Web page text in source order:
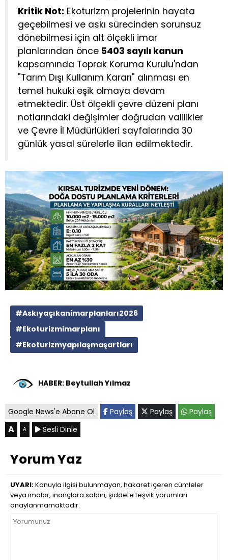
Kritik Not: Ekoturizm projelerinin hayata
geçebilmesi ve askı sürecinden sorunsuz
dönebilmesi için alt ölçekli imar
planlarından önce 5403 sayılı kanun
kapsamında Toprak Koruma Kurulu'ndan
"Tarım Dışı Kullanım Kararı" alınması en
temel hukuki eşik olmaya devam
etmektedir. Üst ölçekli çevre düzeni planı
notlarındaki değişimler doğrudan valilikler
ve Çevre İl Müdürlükleri sayfalarında 30
günlük yasal sürelerle ilan edilmektedir.
#Askıyaçıkanimarplanları2026
#Ekoturizmimarplanı
#Ekoturizmyapılaşmaşartları
HABER: Beytullah Yılmaz
Google News'e Abone Ol Paylaş Paylaş Paylaş
A A Sesli Dinle
Yorum Yaz
UYARI:Konuyla ilgisi bulunmayan, hakaret içeren cümleler
veya imalar, inançlara saldırı, şiddete teşvik yorumları
onaylanmamaktadır.